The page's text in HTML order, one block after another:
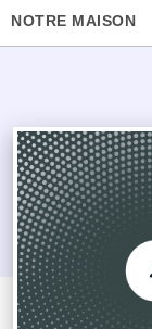
NOTRE MAISON